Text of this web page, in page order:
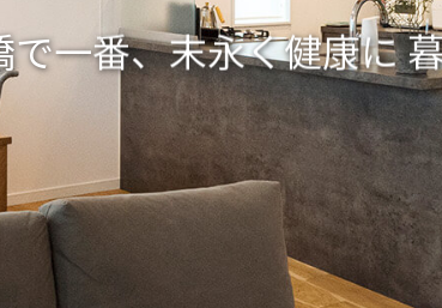
で一番、末永く健康に